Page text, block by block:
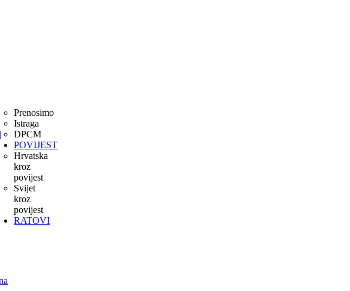
Prenosimo
Istraga
DPCM
POVIJEST
Hrvatska
kroz
povijest
Svijet
kroz
povijest
RATOVI